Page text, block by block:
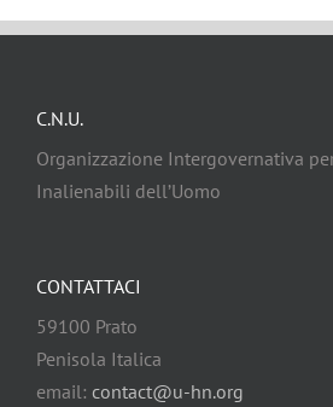
C.N.U.
Organizzazione Intergovernativa
Inalienabili dell’Uomo
CONTATTACI
59100 Prato
Penisola Italica
email: contact@u-hn.org